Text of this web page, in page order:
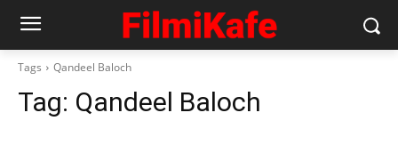
Tags Qandeel Baloch
Tag: Qandeel Baloch